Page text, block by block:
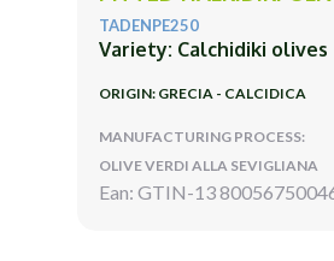
TADENPE250
Variety: Calchidiki olives
ORIGIN: GRECIA - CALCIDICA
MANUFACTURING PROCESS:
OLIVE VERDI ALLA SEVIGLIANA
Ean: GTIN-13